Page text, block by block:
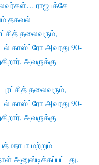
ராஜபக்சே
தகவல்
தலைவரும்,
காஸ்ட்ரோ அவரது 90-
அவருக்கு
புரட்சித் தலைவரும்,
காஸ்ட்ரோ அவரது 90-
அவருக்கு
மற்றும்
அனுஸ்டிக்கப்பட்டது.